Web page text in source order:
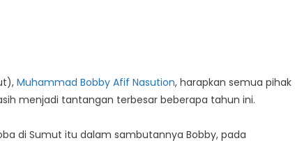
Muhammad Bobby Afif Nasution, harapkan semua pihak
menjadi tantangan terbesar beberapa tahun ini.
di Sumut itu dalam sambutannya Bobby, pada